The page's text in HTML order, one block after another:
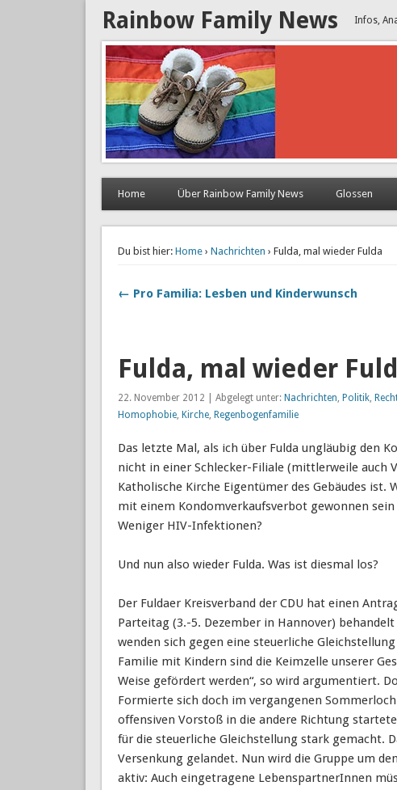
Rainbow Family News Infos,
Home Über Rainbow Family News Glossen
Du bist hier: Home› Nachrichten › Fulda, mal wieder Fulda
← Pro Familia: Lesben und Kinderwunsch
Fulda, mal wieder
22. November 2012 | Abgelegt unter: Nachrichten, Politik,
Homophobie, Kirche, Regenbogenfamilie
Das letzte Mal, als ich über Fulda ungläubig den
nicht in einer Schlecker-Filiale (mittlerweile auch
Katholische Kirche Eigentümer des Gebäudes
mit einem Kondomverkaufsverbot gewonnen
Weniger HIV-Infektionen?
Und nun also wieder Fulda. Was ist diesmal los?
Der Fuldaer Kreisverband der CDU hat einen
Parteitag (3.-5. Dezember in Hannover)
wenden sich gegen eine steuerliche
Familie mit Kindern sind die Keimzelle unserer
Weise gefördert werden“, so wird argumentiert.
Formierte sich doch im vergangenen
offensiven Vorstoß in die andere Richtung
für die steuerliche Gleichstellung stark gemacht.
Versenkung gelandet. Nun wird die Gruppe um
aktiv: Auch eingetragene LebenspartnerInnen